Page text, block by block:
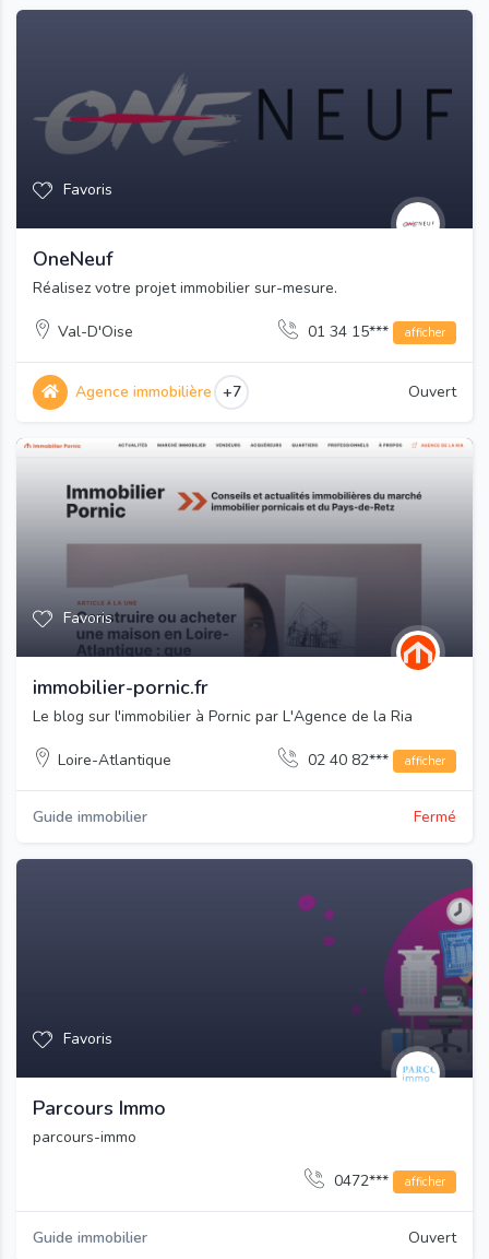
Favoris
OneNeuf
Réalisez votre projet immobilier sur-mesure.
Val-D'Oise 01 34 15*** afficher
Agence immobilière +7 Ouvert
Favoris
immobilier-pornic.fr
Le blog sur l'immobilier à Pornic par L'Agence de la Ria
Loire-Atlantique 02 40 82*** afficher
Guide immobilier Fermé
Favoris
Parcours Immo
parcours-immo
0472*** afficher
Guide immobilier Ouvert